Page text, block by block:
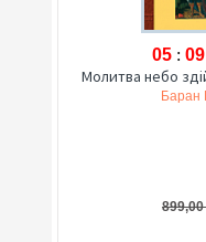
05 : 09
Молитва небо
Баран
899,00